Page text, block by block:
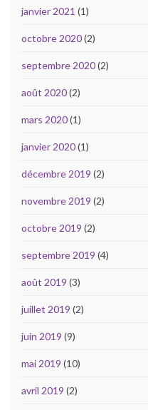
janvier 2021 (1)
octobre 2020(2)
septembre 2020(2)
août 2020(2)
mars 2020(1)
janvier 2020(1)
décembre 2019 (2)
novembre 2019 (2)
octobre 2019 (2)
septembre 2019 (4)
août 2019 (3)
juillet 2019 (2)
juin 2019 (9)
mai 2019 (10)
avril 2019 (2)